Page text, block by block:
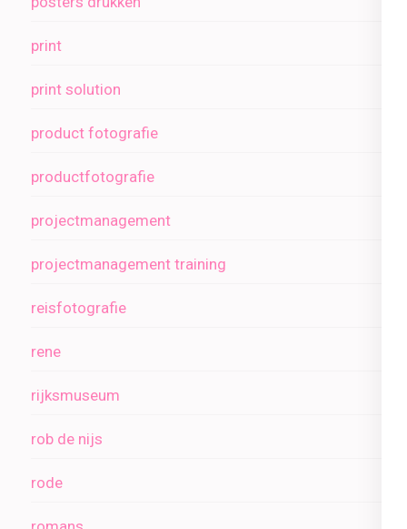
print
print solution
product fotografie
productfotografie
projectmanagement
projectmanagement training
reisfotografie
rene
rijksmuseum
rob de nijs
rode